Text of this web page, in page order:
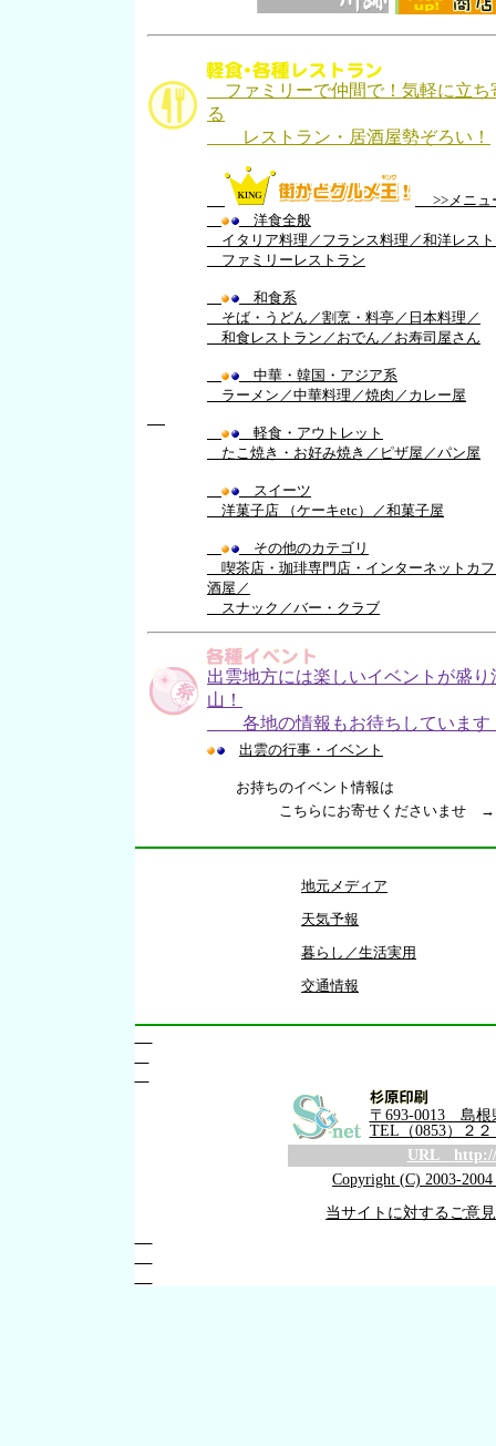
ファミリーで仲間で！気軽に立ち
る
レストラン・居酒屋勢ぞろい！
>>メニュ
洋食全般
イタリア料理 ／ フランス料理 ／和洋レス
ファミリーレストラン
和食系
そば・うどん ／割烹・料亭／ 日本料理 ／
和食レストラン ／ おでん ／ お寿司屋さん
中華・韓国・アジア系
ラーメン ／中華料理 ／焼肉 ／ カレー屋
軽食・アウトレット
たこ焼き・お好み焼き ／ ピザ屋 ／パン屋
スイーツ
洋菓子店 （ケーキetc）
／和菓子屋
その他のカテゴリ
喫茶店・珈琲専門店・インターネットカ
酒屋 ／
スナック ／バー・クラブ
出雲地方には楽しいイベントが盛り
山！
各地の情報もお待ちしています
出雲の行事・イベント
お持ちのイベント情報は
こちらにお寄せくださいませ
地元メディア
天気予報
暮らし／生活実用
交通情報
〒693-0013 島根
TEL（0853）２
URL
Copyright (C) 2003-
当サイトに対するご意